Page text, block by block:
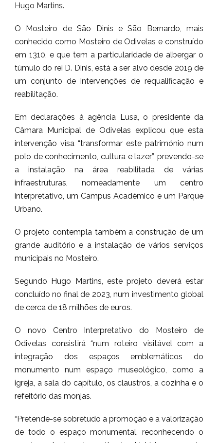
Hugo Martins.
O Mosteiro de São Dinis e São Bernardo, mais
conhecido como Mosteiro de Odivelas e construído
em 1310, e que tem a particularidade de albergar o
túmulo do rei D. Dinis, está a ser alvo desde 2019 de
um conjunto de intervenções de requalificação e
reabilitação.
Em declarações à agência Lusa, o presidente da
Câmara Municipal de Odivelas explicou que esta
intervenção visa “transformar este património num
polo de conhecimento, cultura e lazer”, prevendo-se
a instalação na área reabilitada de várias
infraestruturas, nomeadamente um centro
interpretativo, um Campus Académico e um Parque
Urbano.
O projeto contempla também a construção de um
grande auditório e a instalação de vários serviços
municipais no Mosteiro.
Segundo Hugo Martins, este projeto deverá estar
concluído no final de 2023, num investimento global
de cerca de 18 milhões de euros.
O novo Centro Interpretativo do Mosteiro de
Odivelas consistirá “num roteiro visitável com a
integração dos espaços emblemáticos do
monumento num espaço museológico, como a
igreja, a sala do capítulo, os claustros, a cozinha e o
refeitório das monjas.
“Pretende-se sobretudo a promoção e a valorização
de todo o espaço monumental, reconhecendo o